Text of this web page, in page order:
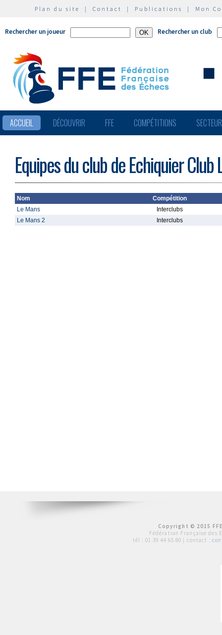
Plan du site | Contact | Publications | Mon
Rechercher un joueur Rechercher un club
ACCUEIL DÉCOUVRIR FFE COMPÉTITIONS
Equipes du club de Echiquier Club
Nom
Compétition
Le Mans
Interclubs
Le Mans 2
Interclubs
Copyright © 2015
Fédération Française des
tél : 01 39 44 65 80 | contact :